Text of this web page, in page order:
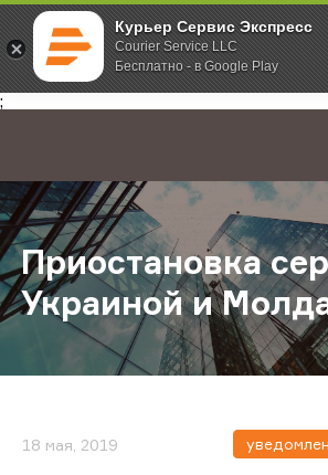
Курьер Сервис Экспресс
Courier Service LLC
Бесплатно - в Google Play
;
Главная О компании Новости
Приостановка
Украиной и
18 мая, 2019